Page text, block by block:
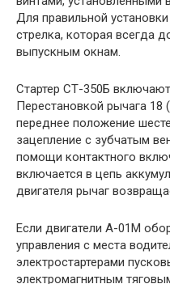
Для правильной
стрелка, которая всегда
выпускным окнам.
Стартер СТ-350Б
Перестановкой рычага 18
переднее положение
зацепление с зубчатым
помощи контактного
включается в цепь
двигателя рычаг
Если двигатели А-01М
управления с места
электростартерами
электромагнитным